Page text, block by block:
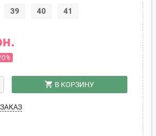
39 40 41
shopping_cart В КОРЗИНУ